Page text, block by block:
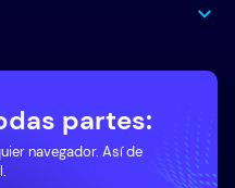
partes:
navegador. Así de